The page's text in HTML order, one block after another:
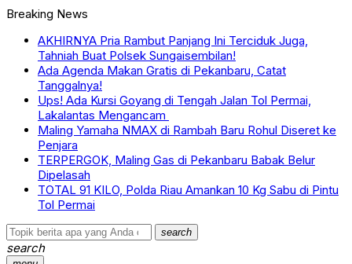
Breaking News
AKHIRNYA Pria Rambut Panjang Ini Terciduk Juga,
Tahniah Buat Polsek Sungaisembilan!
Ada Agenda Makan Gratis di Pekanbaru, Catat
Tanggalnya!
Ups! Ada Kursi Goyang di Tengah Jalan Tol Permai,
Lakalantas Mengancam
Maling Yamaha NMAX di Rambah Baru Rohul Diseret ke
Penjara
TERPERGOK, Maling Gas di Pekanbaru Babak Belur
Dipelasah
TOTAL 91 KILO, Polda Riau Amankan 10 Kg Sabu di Pintu
Tol Permai
search
search